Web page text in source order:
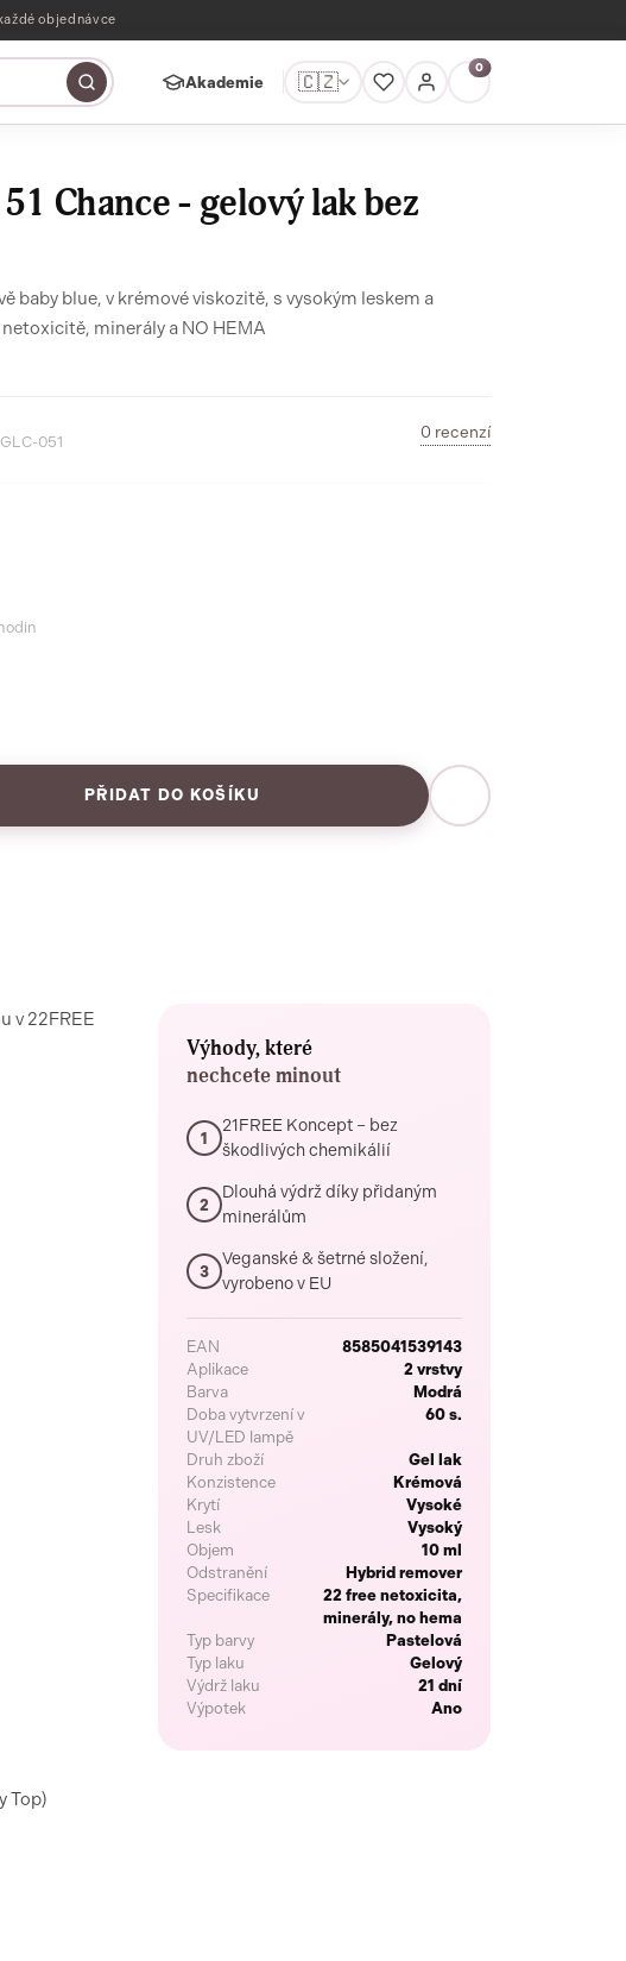
objednávce
Akademie 🇨🇿
0
Chance - gelový lak bez
baby blue, v krémové viskozitě, s vysokým leskem a
minerály a NO HEMA
051
0 recenzí
PŘIDAT DO KOŠÍKU
v 22FREE
Top)
Výhody, které
nechcete minout
1
21FREE Koncept – bez
škodlivých chemikálií
2
Dlouhá výdrž díky přidaným
minerálům
3
Veganské & šetrné složení,
vyrobeno v EU
EAN
8585041539143
Aplikace
2 vrstvy
Barva
Modrá
Doba vytvrzení v
UV/LED lampě
60 s.
Druh zboží
Gel lak
Konzistence
Krémová
Krytí
Vysoké
Lesk
Vysoký
Objem
10 ml
Odstranění
Hybrid remover
Specifikace
22 free netoxicita,
minerály, no hema
Typ barvy
Pastelová
Typ laku
Gelový
Výdrž laku
21 dní
Výpotek
Ano